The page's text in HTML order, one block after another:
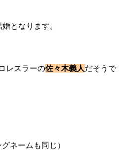
となります。
レスラーの佐々木義人だそうで
ネームも同じ）